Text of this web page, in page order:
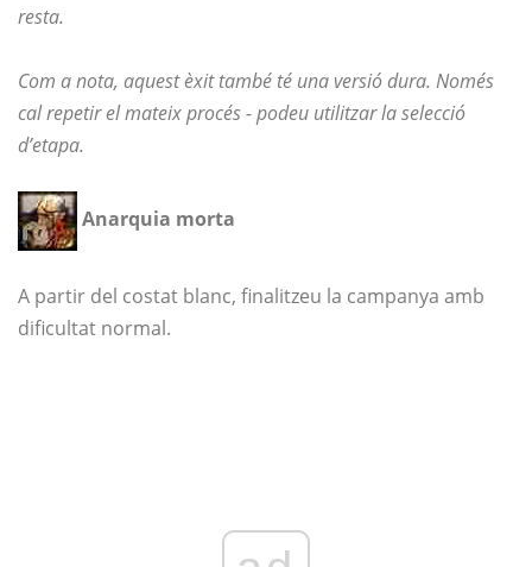
resta.
Com a nota, aquest èxit també té una versió dura. Només
cal repetir el mateix procés- podeu utilitzar la selecció
d’etapa.
Anarquia morta
A partir del costat blanc, finalitzeu la campanya amb
dificultat normal.